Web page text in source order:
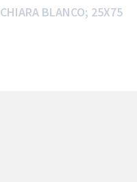
CHIARA BLANCO; 25X75